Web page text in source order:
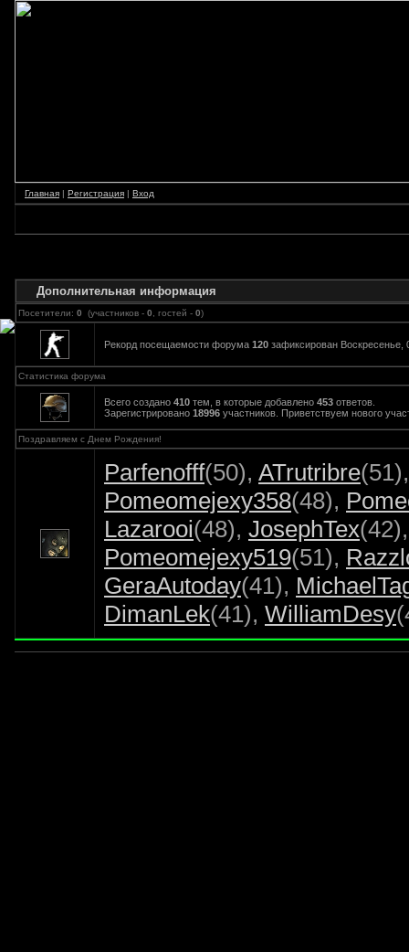
Главная | Регистрация | Вход
Дополнительная информация
Посетители: 0 (участников - 0 , гостей - 0)
Рекорд посещаемости форума 120 зафиксирован Воскресенье,
Статистика форума
Всего создано 410 тем, в которые добавлено 453 ответов.
Зарегистрировано 18996 участников. Приветствуем нового
Поздравляем с Днем Рождения!
Parfenofff(50), ATrutribre(51)
Pomeomejexy358(48),
Lazarooi(48), JosephTex(42)
Pomeomejexy519(51),
GeraAutoday(41),
DimanLek(41), WilliamDesy